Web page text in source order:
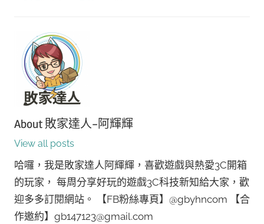
About 敗家達人-阿輝輝
View all posts
哈囉，我是敗家達人阿輝輝，喜歡遊戲與熱愛3C開箱
的玩家， 每周分享好玩的遊戲3C科技新知給大家，歡
迎多多訂閱網站。 【FB粉絲專頁】@gbyhncom 【合
作邀約】gb147123@gmail.com